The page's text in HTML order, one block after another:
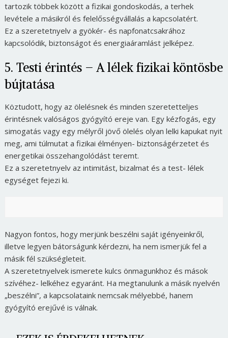
tartozik többek között a fizikai gondoskodás, a terhek
levétele a másikról és felelősségvállalás a kapcsolatért.
Ez a szeretetnyelv a gyökér- és napfonatcsakrához
kapcsolódik, biztonságot és energiaáramlást jelképez.
5. Testi érintés – A lélek fizikai köntösbe
bújtatása
Köztudott, hogy az ölelésnek és minden szeretetteljes
érintésnek valóságos gyógyító ereje van. Egy kézfogás, egy
simogatás vagy egy mélyről jövő ölelés olyan lelki kapukat nyit
meg, ami túlmutat a fizikai élményen- biztonságérzetet és
energetikai összehangolódást teremt.
Ez a szeretetnyelv az intimitást, bizalmat és a test- lélek
egységet fejezi ki.
Nagyon fontos, hogy merjünk beszélni saját igényeinkről,
illetve legyen bátorságunk kérdezni, ha nem ismerjük fel a
másik fél szükségleteit.
A szeretetnyelvek ismerete kulcs önmagunkhoz és mások
szívéhez- lelkéhez egyaránt. Ha megtanulunk a másik nyelvén
„beszélni”, a kapcsolataink nemcsak mélyebbé, hanem
gyógyító erejűvé is válnak.